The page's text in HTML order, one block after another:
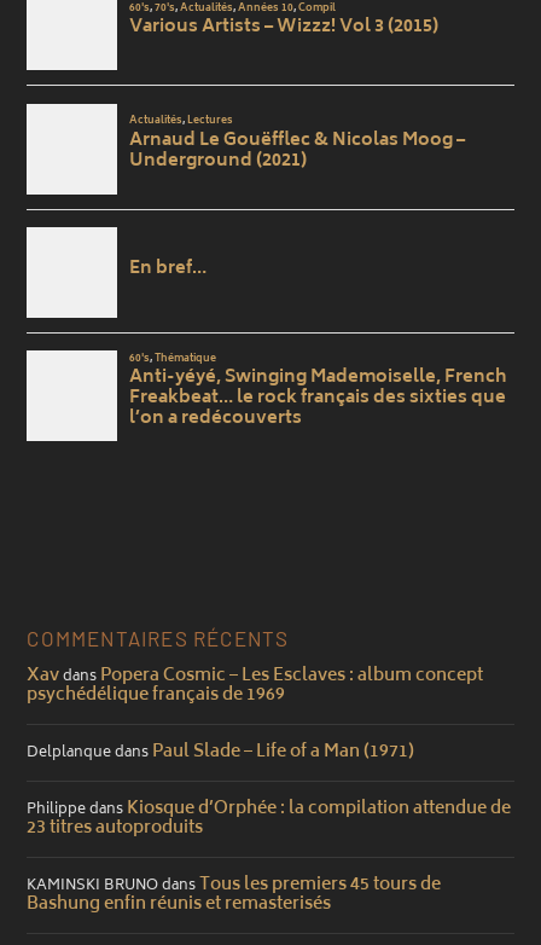
COMMENTAIRES RÉCENTS
XavdansPopera Cosmic – Les Esclaves : album concept
psychédélique français de 1969
DelplanquedansPaul Slade – Life of a Man (1971)
PhilippedansKiosque d’Orphée : la compilation attendue de
23 titres autoproduits
KAMINSKI BRUNOdansTous les premiers 45 tours de
Bashung enfin réunis et remasterisés